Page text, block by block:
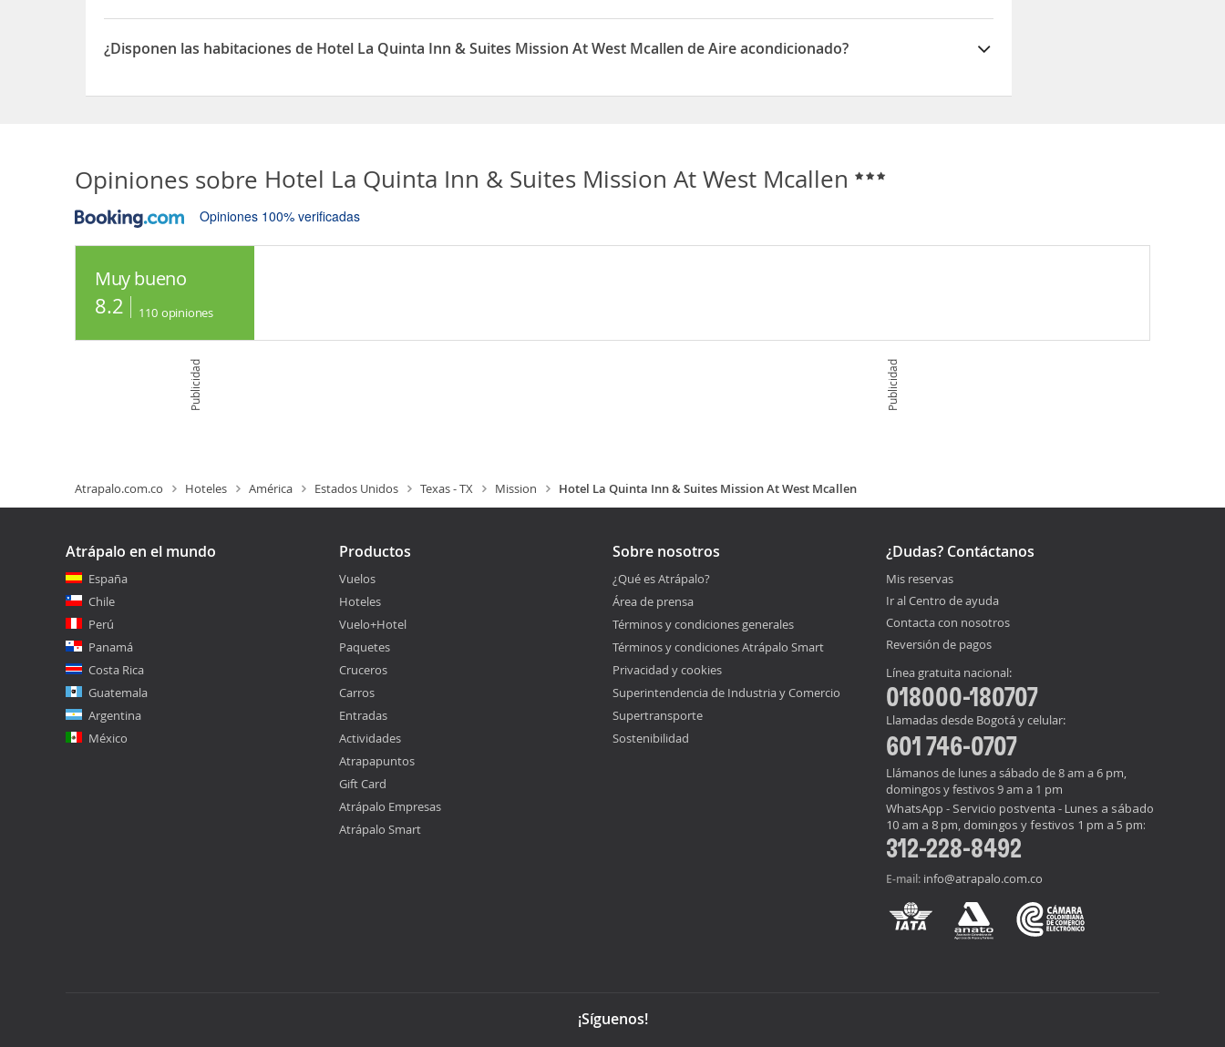
Sí, el Hotel La Quinta Inn & Suites Mission At West Mcallen dispone de 24 horas recepción
¿Disponen las habitaciones de Hotel La Quinta Inn & Suites Mission At West Mcallen de Aire acondicionado?
Opiniones sobre Hotel La Quinta Inn & Suites Mission At West Mcallen
Opiniones 100% verificadas
Muy bueno
8.2 110 opiniones
Publicidad Publicidad
Atrapalo.com.co Hoteles América Estados Unidos Texas - TX Mission Hotel La Quinta Inn & Suites Mission At West Mcallen
Atrápalo en el mundo
España
Chile
Perú
Panamá
Costa Rica
Guatemala
Argentina
México
Productos
Vuelos
Hoteles
Vuelo+Hotel
Paquetes
Cruceros
Carros
Entradas
Actividades
Atrapapuntos
Gift Card
Atrápalo Empresas
Atrápalo Smart
Sobre nosotros
¿Qué es Atrápalo?
Área de prensa
Términos y condiciones generales
Términos y condiciones Atrápalo Smart
Privacidad y cookies
Superintendencia de Industria y Comercio
Supertransporte
Sostenibilidad
¿Dudas? Contáctanos
Mis reservas
Ir al Centro de ayuda
Contacta con nosotros
Reversión de pagos
Línea gratuita nacional:
018000-180707
Llamadas desde Bogotá y celular:
601 746-0707
Llámanos de lunes a sábado de 8 am a 6 pm,
domingos y festivos 9 am a 1 pm
WhatsApp - Servicio postventa - Lunes a sábado
10 am a 8 pm, domingos y festivos 1 pm a 5 pm:
312-228-8492
E-mail: info@atrapalo.com.co
¡Síguenos!